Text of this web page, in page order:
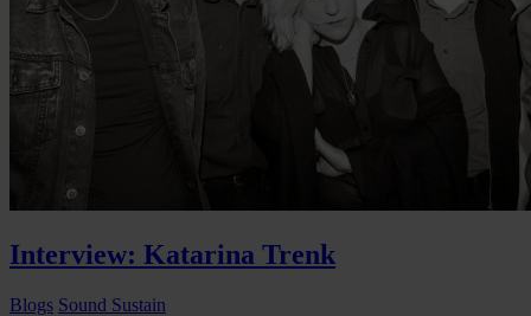
Interview: Katarina Trenk
Blogs Sound Sustain